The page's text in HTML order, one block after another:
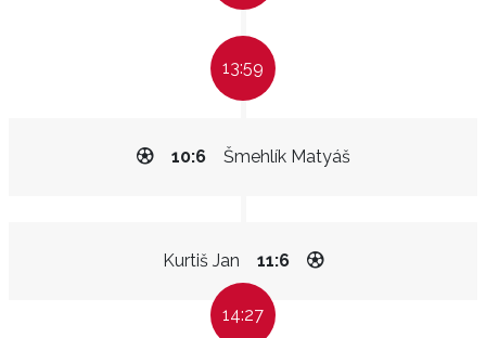
13:59
Šmehlík Matyáš
10:6
Kurtiš Jan 11:6
14:27